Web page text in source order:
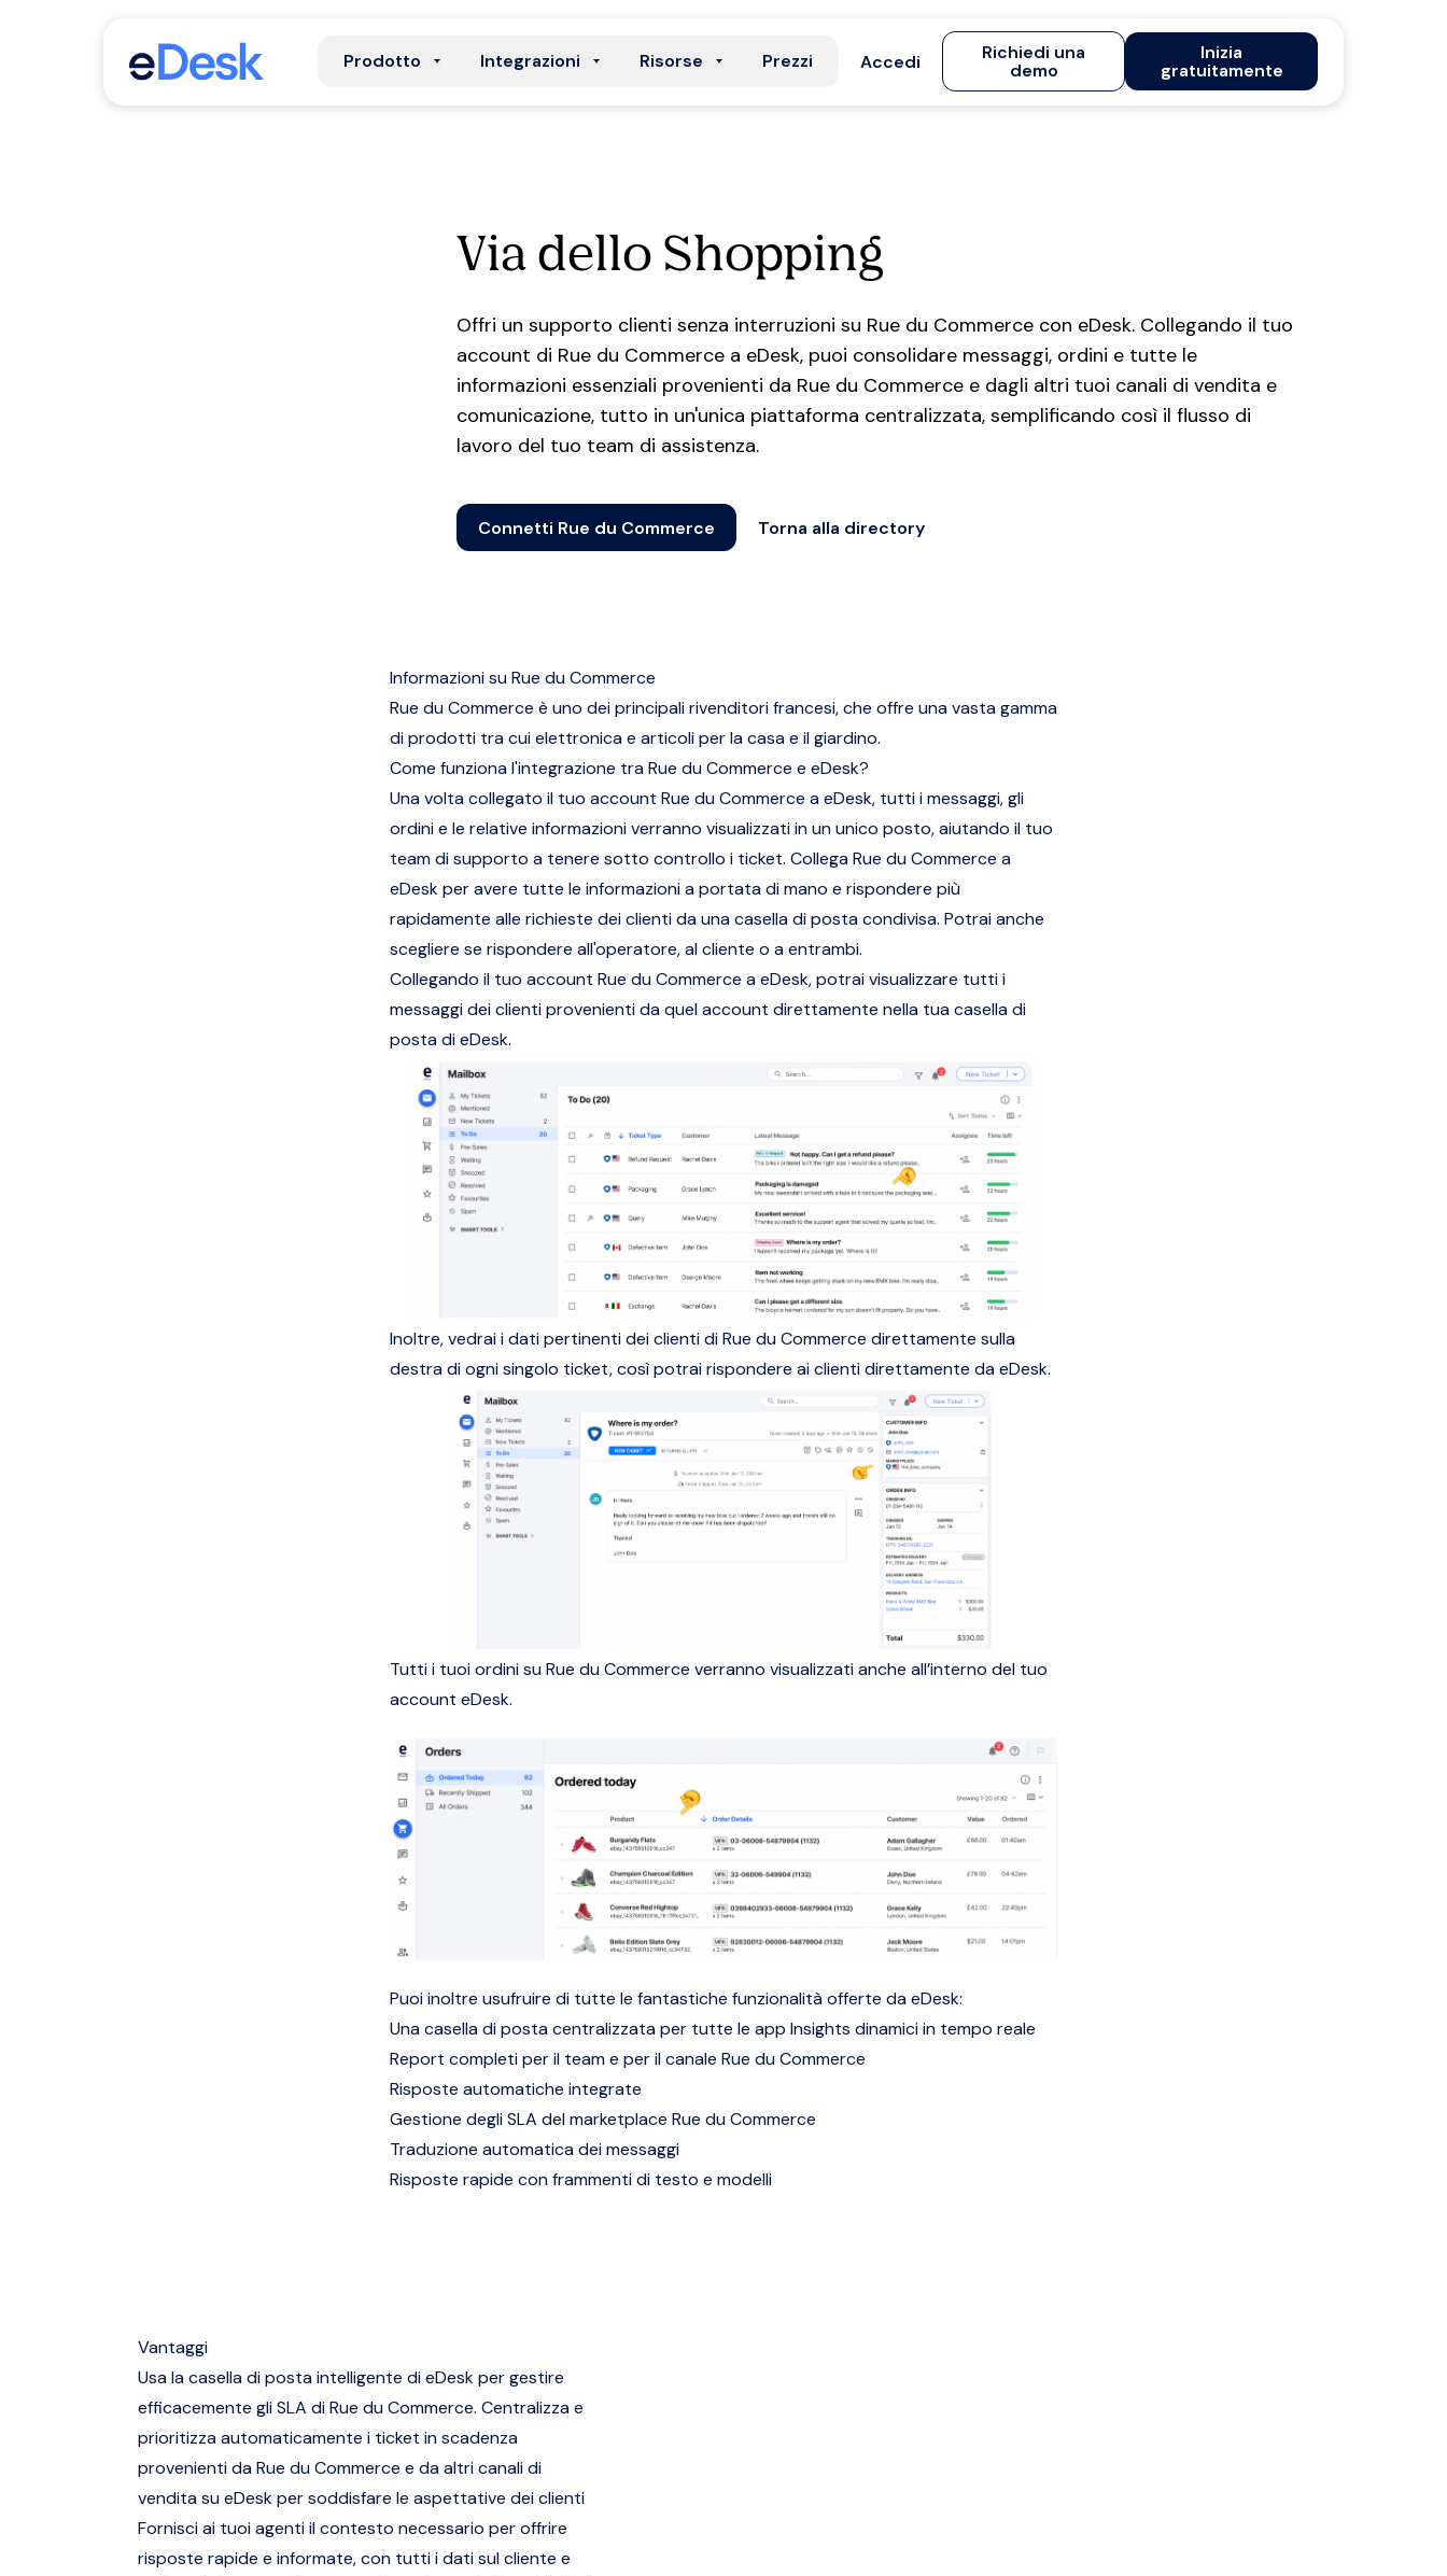
Prodotto Integrazioni Risorse Prezzi Accedi
Richiedi una
demo
Inizia
gratuitamente
Via dello Shopping
Offri un supporto clienti senza interruzioni su Rue du Commerce con eDesk. Collegando il tuo
account di Rue du Commerce a eDesk, puoi consolidare messaggi, ordini e tutte le
informazioni essenziali provenienti da Rue du Commerce e dagli altri tuoi canali di vendita e
comunicazione, tutto in un'unica piattaforma centralizzata, semplificando così il flusso di
lavoro del tuo team di assistenza.
Connetti Rue du Commerce Torna alla directory
Informazioni su Rue du Commerce
Rue du Commerce è uno dei principali rivenditori francesi, che offre una vasta gamma
di prodotti tra cui elettronica e articoli per la casa e il giardino.
Come funziona l'integrazione tra Rue du Commerce e eDesk?
Una volta collegato il tuo account Rue du Commerce a eDesk, tutti i messaggi, gli
ordini e le relative informazioni verranno visualizzati in un unico posto, aiutando il tuo
team di supporto a tenere sotto controllo i ticket. Collega Rue du Commerce a
eDesk per avere tutte le informazioni a portata di mano e rispondere più
rapidamente alle richieste dei clienti da una casella di posta condivisa. Potrai anche
scegliere se rispondere all'operatore, al cliente o a entrambi.
Collegando il tuo account Rue du Commerce a eDesk, potrai visualizzare tutti i
messaggi dei clienti provenienti da quel account direttamente nella tua casella di
posta di eDesk.
Inoltre, vedrai i dati pertinenti dei clienti di Rue du Commerce direttamente sulla
destra di ogni singolo ticket, così potrai rispondere ai clienti direttamente da eDesk.
Tutti i tuoi ordini su Rue du Commerce verranno visualizzati anche all’interno del tuo
account eDesk.
Puoi inoltre usufruire di tutte le fantastiche funzionalità offerte da eDesk:
Una casella di posta centralizzata per tutte le app Insights dinamici in tempo reale
Report completi per il team e per il canale Rue du Commerce
Risposte automatiche integrate
Gestione degli SLA del marketplace Rue du Commerce
Traduzione automatica dei messaggi
Risposte rapide con frammenti di testo e modelli
Vantaggi
Usa la casella di posta intelligente di eDesk per gestire
efficacemente gli SLA di Rue du Commerce. Centralizza e
prioritizza automaticamente i ticket in scadenza
provenienti da Rue du Commerce e da altri canali di
vendita su eDesk per soddisfare le aspettative dei clienti
Fornisci ai tuoi agenti il contesto necessario per offrire
risposte rapide e informate, con tutti i dati sul cliente e